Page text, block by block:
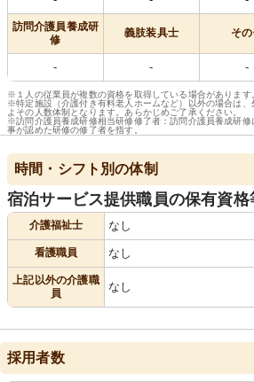
訪問介護員養成研
修
義肢装具士 そ
- - -
※１人の従業員が複数の資格を取得している場合があります
※特定施設（介護付き有料老人ホームなど）以外の場合は、
よその人数体制となります。あらかじめご了承ください。
※訪問介護員養成研修相当研修修了者：訪問介護員養成研修
事が認めた研修の修了者を指す。
時間・シフト別の体制
宿泊サービス提供職員の保有資格
介護福祉士 なし
看護職員 なし
上記以外の介護職
員
なし
採用者数